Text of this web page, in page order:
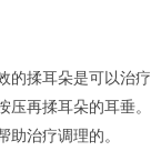
的揉耳朵是可以治疗
再揉耳朵的耳垂。
治疗调理的。